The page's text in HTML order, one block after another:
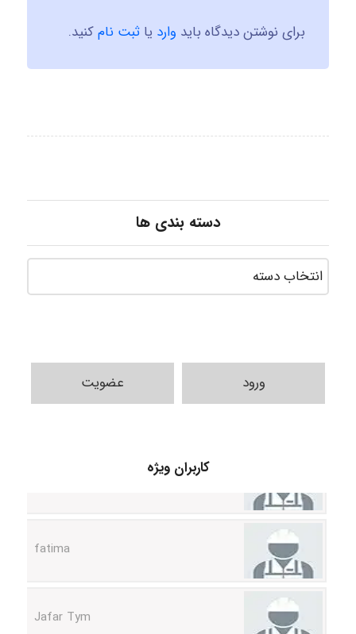
برای نوشتن دیدگاه باید وارد یا ثبت نامکنید.
دسته بندی ها
ورود عضویت
کاربران ویژه